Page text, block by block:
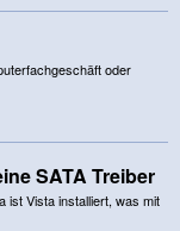
oder
SATA Treiber
ist Vista installiert, was mit